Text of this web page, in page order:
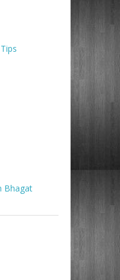
Bhagat